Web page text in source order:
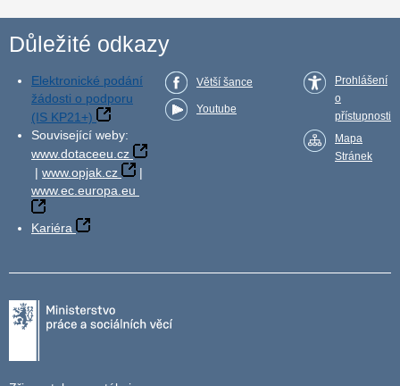
Důležité odkazy
Elektronické podání
žádosti o podporu
(IS KP21+)
Související weby:
www.dotaceeu.cz
| www.opjak.cz
|
www.ec.europa.eu
Kariéra
Větší šance
Youtube
Prohlášení
o
přístupnosti
Mapa
Stránek